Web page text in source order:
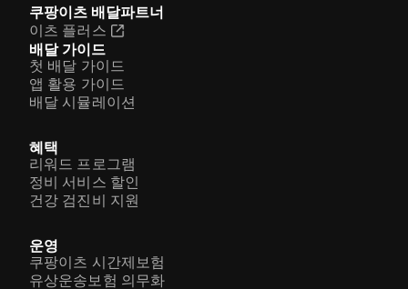
쿠팡이츠 배달파트너
이츠 플러스
배달 가이드
첫 배달 가이드
앱 활용 가이드
배달 시뮬레이션
혜택
리워드 프로그램
정비 서비스 할인
건강 검진비 지원
운영
쿠팡이츠 시간제보험
유상운송보험 의무화